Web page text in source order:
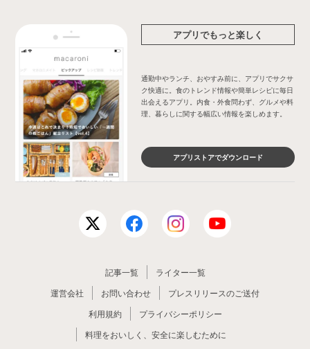
アプリでもっと楽しく
通勤中やランチ、おやすみ前に、アプリでサクサ
ク快適に。食のトレンド情報や簡単レシピに毎日
出会えるアプリ。内食・外食問わず、グルメや料
理、暮らしに関する幅広い情報を楽しめます。
アプリストアでダウンロード
記事一覧
ライター一覧
運営会社
お問い合わせ
プレスリリースのご送付
利用規約
プライバシーポリシー
料理をおいしく、安全に楽しむために